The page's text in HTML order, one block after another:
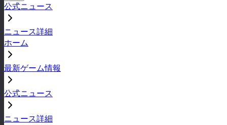
公式ニュース
ニュース詳細
ホーム
最新ゲーム情報
公式ニュース
ニュース詳細